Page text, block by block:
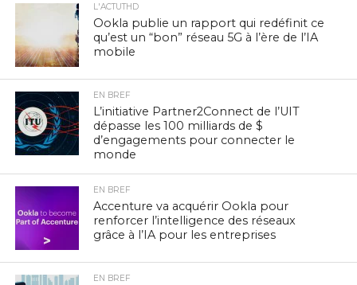
L'ACTUTHD
Ookla publie un rapport qui redéfinit ce
qu’est un “bon” réseau 5G à l’ère de l’IA
mobile
EN BREF
L’initiative Partner2Connect de l’UIT
dépasse les 100 milliards de $
d’engagements pour connecter le
monde
EN BREF
Accenture va acquérir Ookla pour
renforcer l’intelligence des réseaux
grâce à l’IA pour les entreprises
EN BREF